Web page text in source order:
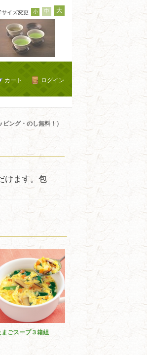
サイズ変更 小 中 大
ログイン
カート
ング・のし無料！）
けます。包
まごスープ３箱組